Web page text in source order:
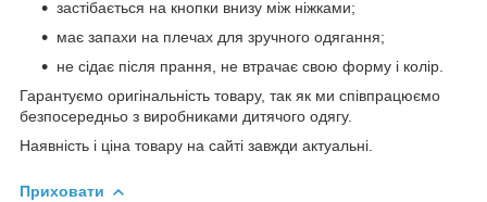
застібається на кнопки внизу між ніжками;
має запахи на плечах для зручного одягання;
не сідає після прання, не втрачає свою форму і колір.
Гарантуємо оригінальність товару, так як ми співпрацюємо
безпосередньо з виробниками дитячого одягу.
Наявність і ціна товару на сайті завжди актуальні.
Приховати